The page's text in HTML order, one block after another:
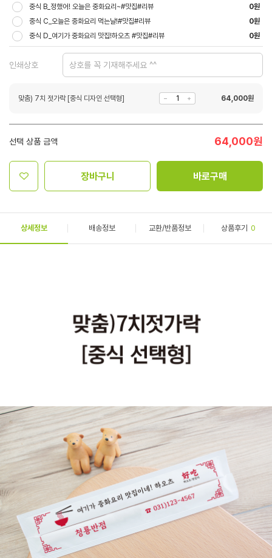
중식 B_정했어! 오늘은 중화요리~#맛집#리뷰
0원
중식 C_오늘은 중화요리 먹는날!#맛집#리뷰
0원
중식 D_여기가 중화요리 맛집!하오츠 #맛집#리뷰
0원
인쇄상호
맞춤) 7치 젓가락 [중식 디자인 선택형] 64,000원
선택 상품 금액 64,000원
장바구니 바로구매
상세정보 배송정보 교환/반품정보 상품후기 0